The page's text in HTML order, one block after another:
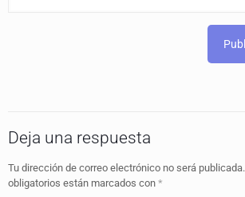
Deja una respuesta
Tu dirección de correo electrónico no será publicada.
obligatorios están marcados con *